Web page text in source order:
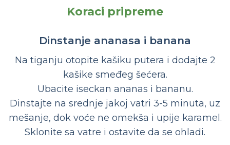
Koraci pripreme
Dinstanje ananasa i banana
Na tiganju otopite kašiku putera i dodajte 2
kašike smeđeg šećera.
Ubacite iseckan ananas i bananu.
Dinstajte na srednje jakoj vatri 3-5 minuta, uz
mešanje, dok voće ne omekša i upije karamel.
Sklonite sa vatre i ostavite da se ohladi.